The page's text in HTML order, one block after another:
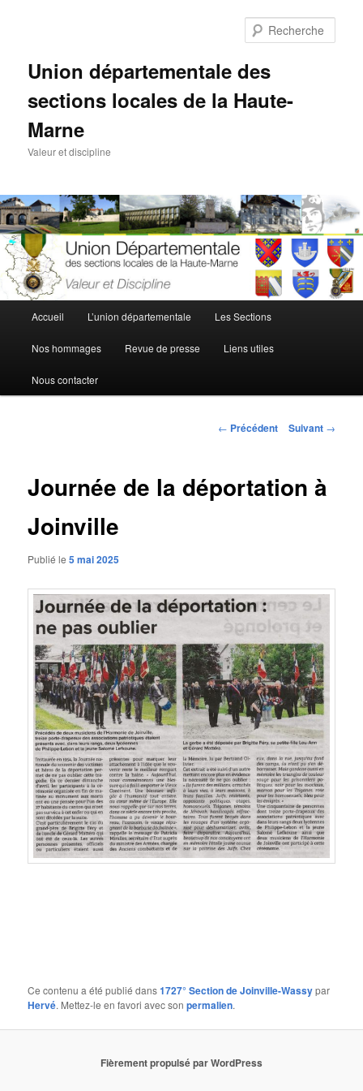
Union départementale des
sections locales de la Haute-
Marne
Valeur et discipline
principal
Accueil L’union départementale Les Sections
Nos hommages Revue de presse Liens utiles
Nous contacter
Navigation
← Précédent Suivant →
Journée de la déportation à
Joinville
Publié le5 mai 2025
Ce contenu a été publié dans1727° Section de Joinville-Wassypar
Hervé. Mettez-le en favori avec sonpermalien.
Fièrement propulsé par WordPress